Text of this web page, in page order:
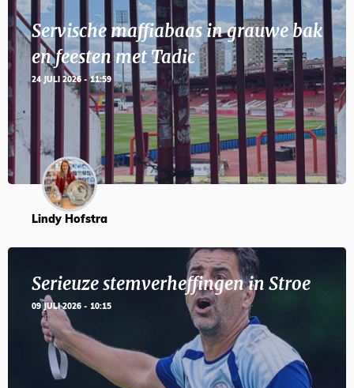
Servische maffiabaas in grauwe bak
en feesten met Tadic
24 JULI 2026 - 11:59
Lindy Hofstra
Serieuze stemverheffingen in Stroe
09 JULI 2026 - 10:15